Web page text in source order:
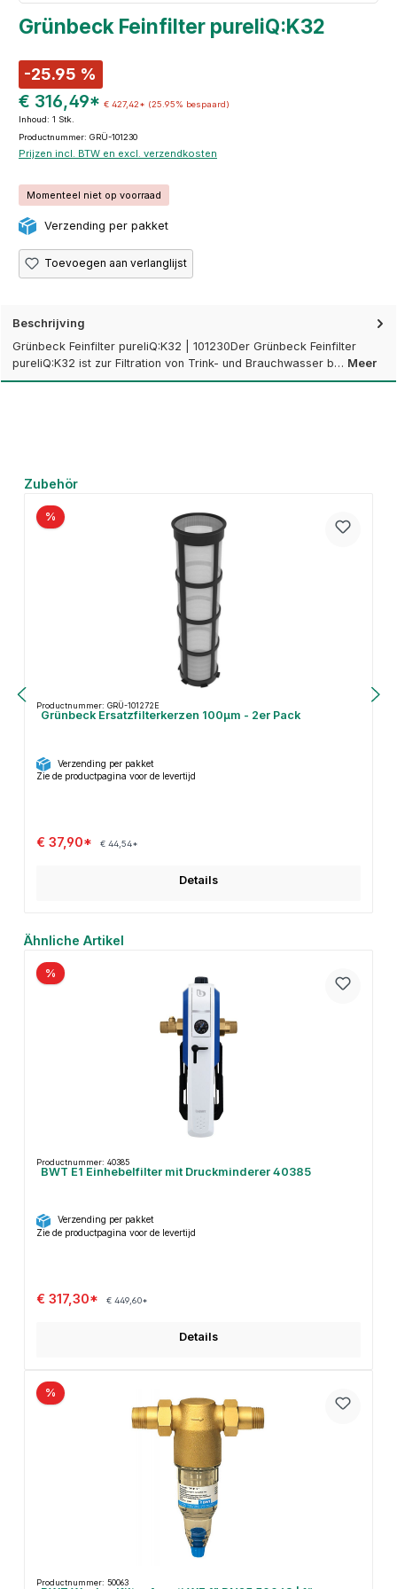
Grünbeck Feinfilter pureliQ:K32
-25.95 %
€ 316,49* € 427,42* (25.95% bespaard)
Inhoud: 1 Stk.
Productnummer: GRÜ-101230
Prijzen incl. BTW en excl. verzendkosten
Momenteel niet op voorraad
Verzending per pakket
Toevoegen aan verlanglijst
Beschrijving
Grünbeck Feinfilter pureliQ:K32 | 101230Der Grünbeck Feinfilter
pureliQ:K32 ist zur Filtration von Trink- und Brauchwasser b… Meer
Productgalerij overslaan
Zubehör
%
Productnummer: GRÜ-101272E
Grünbeck Ersatzfilterkerzen 100µm - 2er Pack
Verzending per pakket
Zie de productpagina voor de levertijd
€ 37,90* € 44,54*
Details
Productgalerij overslaan
Ähnliche Artikel
%
Productnummer: 40385
BWT E1 Einhebelfilter mit Druckminderer 40385
Verzending per pakket
Zie de productpagina voor de levertijd
€ 317,30* € 449,60*
Details
%
Productnummer: 50063